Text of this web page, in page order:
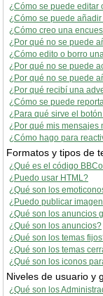
¿Cómo se puede editar
¿Cómo se puede
¿Cómo creo una
¿Por qué no se puede
¿Cómo edito o borro
¿Por qué no se puede
¿Por qué no se puede
¿Por qué recibí una
¿Cómo se puede
¿Para qué sirve el
¿Por qué mis mensajes
¿Cómo hago para
Formatos y tipos de
¿Qué es el código
¿Puedo usar HTML?
¿Qué son los
¿Puedo publicar
¿Qué son los anuncios
¿Qué son los anuncios?
¿Qué son los temas
¿Qué son los temas
¿Qué son los iconos
Niveles de usuario y
¿Qué son los